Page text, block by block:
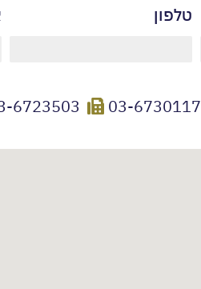
טלפון
03-6730117
6723503